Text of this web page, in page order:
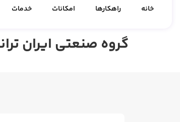
خانه راهکارها امکانات خدمات
گروه صنعتی ایران